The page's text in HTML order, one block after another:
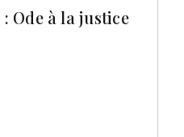
Ode à la justice